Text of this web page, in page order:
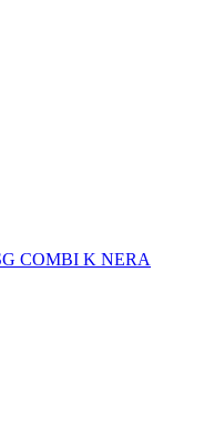
COMBI K NERA